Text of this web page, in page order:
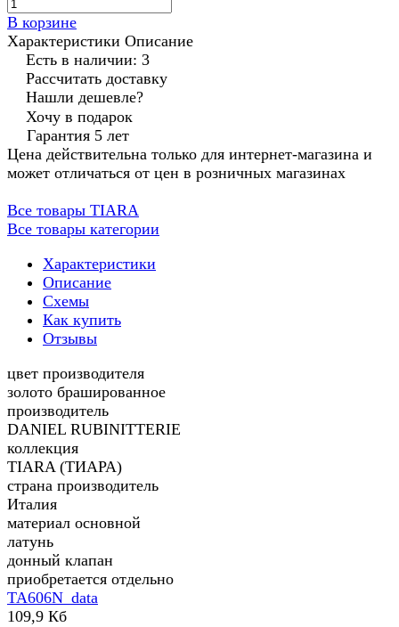
В корзине
Характеристики Описание
Есть в наличии: 3
Рассчитать доставку
Нашли дешевле?
Хочу в подарок
Гарантия 5 лет
Цена действительна только для интернет-магазина и
может отличаться от цен в розничных магазинах
Все товары TIARA
Все товары категории
Характеристики
Описание
Схемы
Как купить
Отзывы
цвет производителя
золото брашированное
производитель
DANIEL RUBINITTERIE
коллекция
TIARA (ТИАРА)
страна производитель
Италия
материал основной
латунь
донный клапан
приобретается отдельно
TA606N_data
109,9 Кб